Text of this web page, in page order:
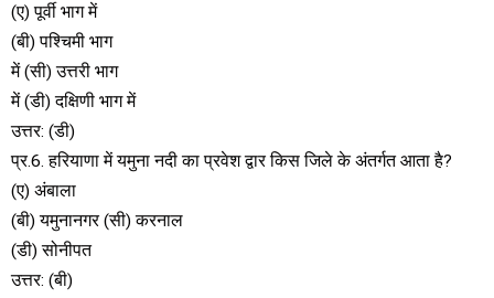
(ए) पूर्वी भाग में
(बी) पश्चिमी भाग
में (सी) उत्तरी भाग
में (डी) दक्षिणी भाग में
उत्तर: (डी)
प्र.6. हरियाणा में यमुना नदी का प्रवेश द्वार किस जिले के अंतर्गत आता है?
(ए) अंबाला
(बी) यमुनानगर (सी) करनाल
(डी) सोनीपत
उत्तर: (बी)